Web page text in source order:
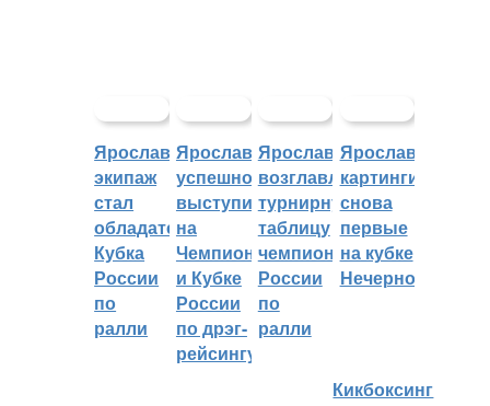
Ярославский
экипаж
стал
обладателем
Кубка
России
по
ралли
Ярославцы
успешно
выступили
на
Чемпионате
и Кубке
России
по дрэг-
рейсингу
Ярославцы
возглавляют
турнирную
таблицу
чемпионата
России
по
ралли
Ярославские
картингисты
снова
первые
на кубке
Нечерноземья
Кикбоксинг